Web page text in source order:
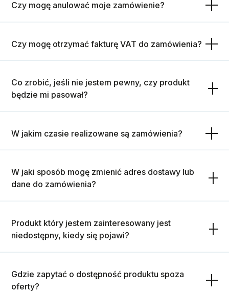
Czy mogę anulować moje zamówienie?
Czy mogę otrzymać fakturę VAT do zamówienia?
Co zrobić, jeśli nie jestem pewny, czy produkt
będzie mi pasował?
W jakim czasie realizowane są zamówienia?
W jaki sposób mogę zmienić adres dostawy lub
dane do zamówienia?
Produkt który jestem zainteresowany jest
niedostępny, kiedy się pojawi?
Gdzie zapytać o dostępność produktu spoza
oferty?